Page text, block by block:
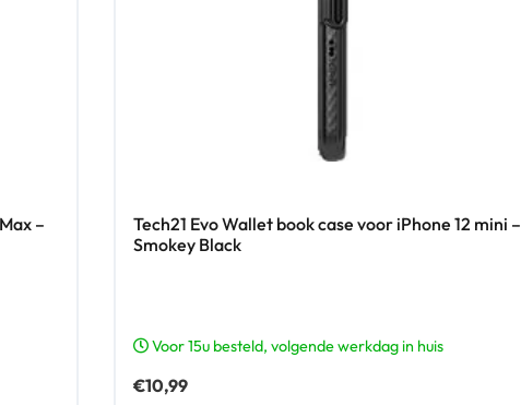
–
Tech21 Evo Wallet book case voor iPhone 12 mini –
Smokey Black
Voor 15u besteld, volgende werkdag in huis
€10,99